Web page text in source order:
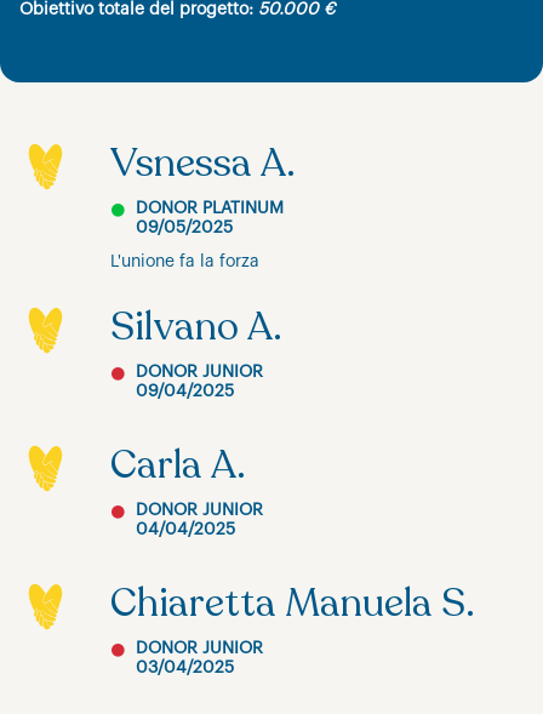
Obiettivo totale del progetto: 50.000 €
Vsnessa A.
DONOR PLATINUM
09/05/2025
L'unione fa la forza
Silvano A.
DONOR JUNIOR
09/04/2025
Carla A.
DONOR JUNIOR
04/04/2025
Chiaretta Manuela S.
DONOR JUNIOR
03/04/2025